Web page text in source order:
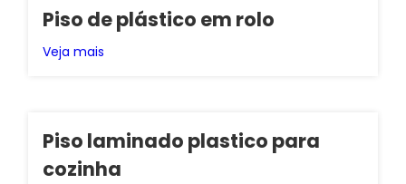
Piso de plástico em rolo
Veja mais
Piso laminado plastico para
cozinha